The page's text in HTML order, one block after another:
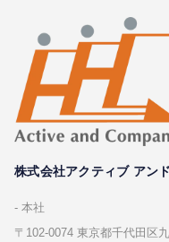
株式会社アクティブ アン
本社
〒102-0074 東京都千代⽥区